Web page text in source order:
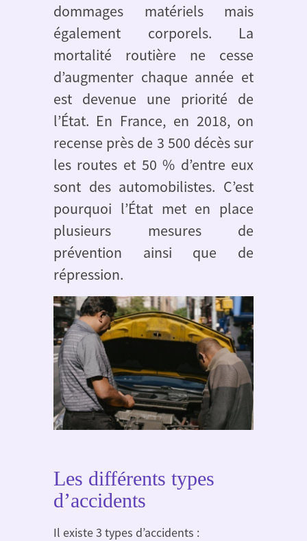
dommages matériels mais
également corporels. La
mortalité routière ne cesse
d’augmenter chaque année et
est devenue une priorité de
l’État. En France, en 2018, on
recense près de 3 500 décès sur
les routes et 50 % d’entre eux
sont des automobilistes. C’est
pourquoi l’État met en place
plusieurs mesures de
prévention ainsi que de
répression.
Les différents types
d’accidents
Il existe 3 types d’accidents :